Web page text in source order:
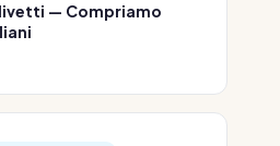
— Compriamo